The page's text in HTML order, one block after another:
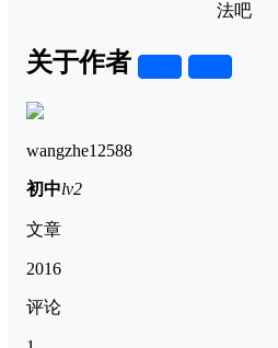
法吧
关于作者
wangzhe12588
初中lv2
文章
2016
评论